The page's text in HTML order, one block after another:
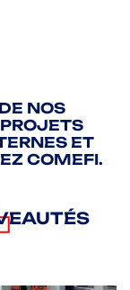
NOS
ET
COMEFI.